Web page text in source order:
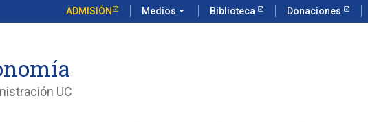
ADMISIÓN Medios arrow_drop_down Biblioteca Donaciones
UC